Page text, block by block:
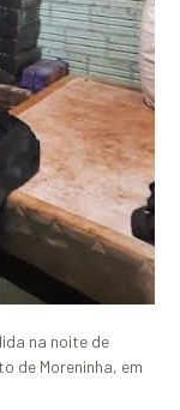
na noite de
de Moreninha, em